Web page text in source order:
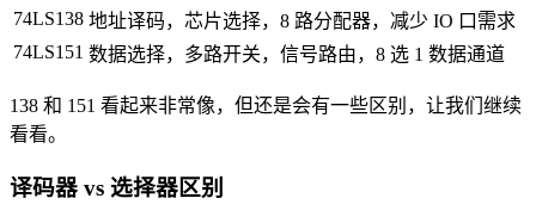
74LS138 地址译码，芯片选择，8 路分配器，减少 IO 口需求
74LS151 数据选择，多路开关，信号路由，8 选 1 数据通道
138 和 151 看起来非常像，但还是会有一些区别，让我们继续
看看。
译码器 vs 选择器区别